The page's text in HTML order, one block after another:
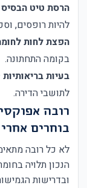
הרסת טיט הבסיס
להיות רופסים,
הפצת לחות
בקומה התחתונה.
בעיות בריאותיות
לתושבי הדירה.
רובה
בוחרים
לא כל רובה
הנכון תלויה
ובדרישות